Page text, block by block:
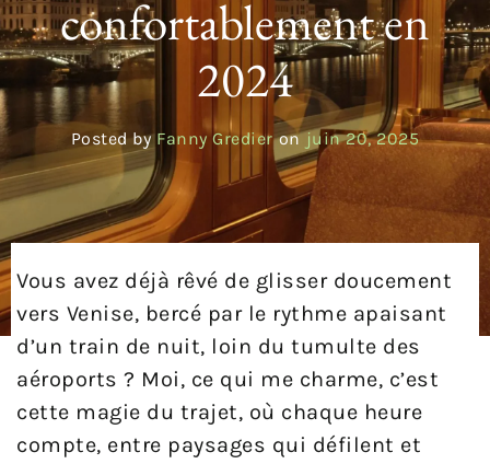
confortablement en
2024
Posted by Fanny Gredier on juin 20, 2025
Vous avez déjà rêvé de glisser doucement
vers Venise, bercé par le rythme apaisant
d’un train de nuit, loin du tumulte des
aéroports ? Moi, ce qui me charme, c’est
cette magie du trajet, où chaque heure
compte, entre paysages qui défilent et